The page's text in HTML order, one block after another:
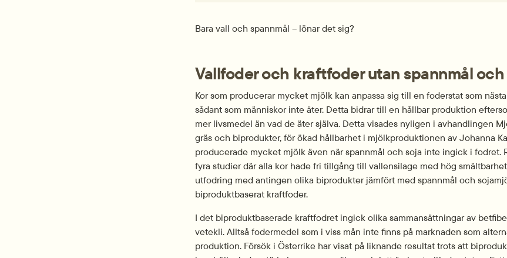
Bara vall och spannmål – lönar det sig?
Vallfoder och kraftfoder utan spannmål och
Kor som producerar mycket mjölk kan anpassa sig till en foderstat som
sådant som människor inte äter. Detta bidrar till en hållbar produktion
mer livsmedel än vad de äter själva. Detta visades nyligen i avhandlingen
gräs och biprodukter, för ökad hållbarhet i mjölkproduktionen av Johanna
producerade mycket mjölk även när spannmål och soja inte ingick i fodret.
fyra studier där alla kor hade fri tillgång till vallensilage med hög
utfodring med antingen olika biprodukter jämfört med spannmål och
biproduktbaserat kraftfoder.
I det biproduktbaserade kraftfodret ingick olika sammansättningar av
vetekli. Alltså fodermedel som i viss mån inte finns på marknaden som
produktion. Försök i Österrike har visat på liknande resultat trots att